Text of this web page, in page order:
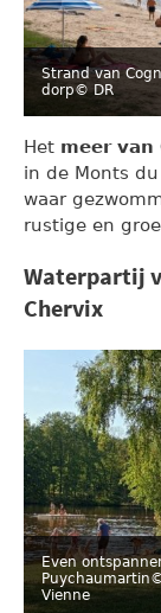
Strand van
dorp© DR
Het meer van
in de Monts
waar
rustige en
Waterpartij
Chervix
Even
Puychaumartin
Vienne